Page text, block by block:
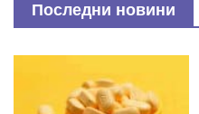
Последни новини